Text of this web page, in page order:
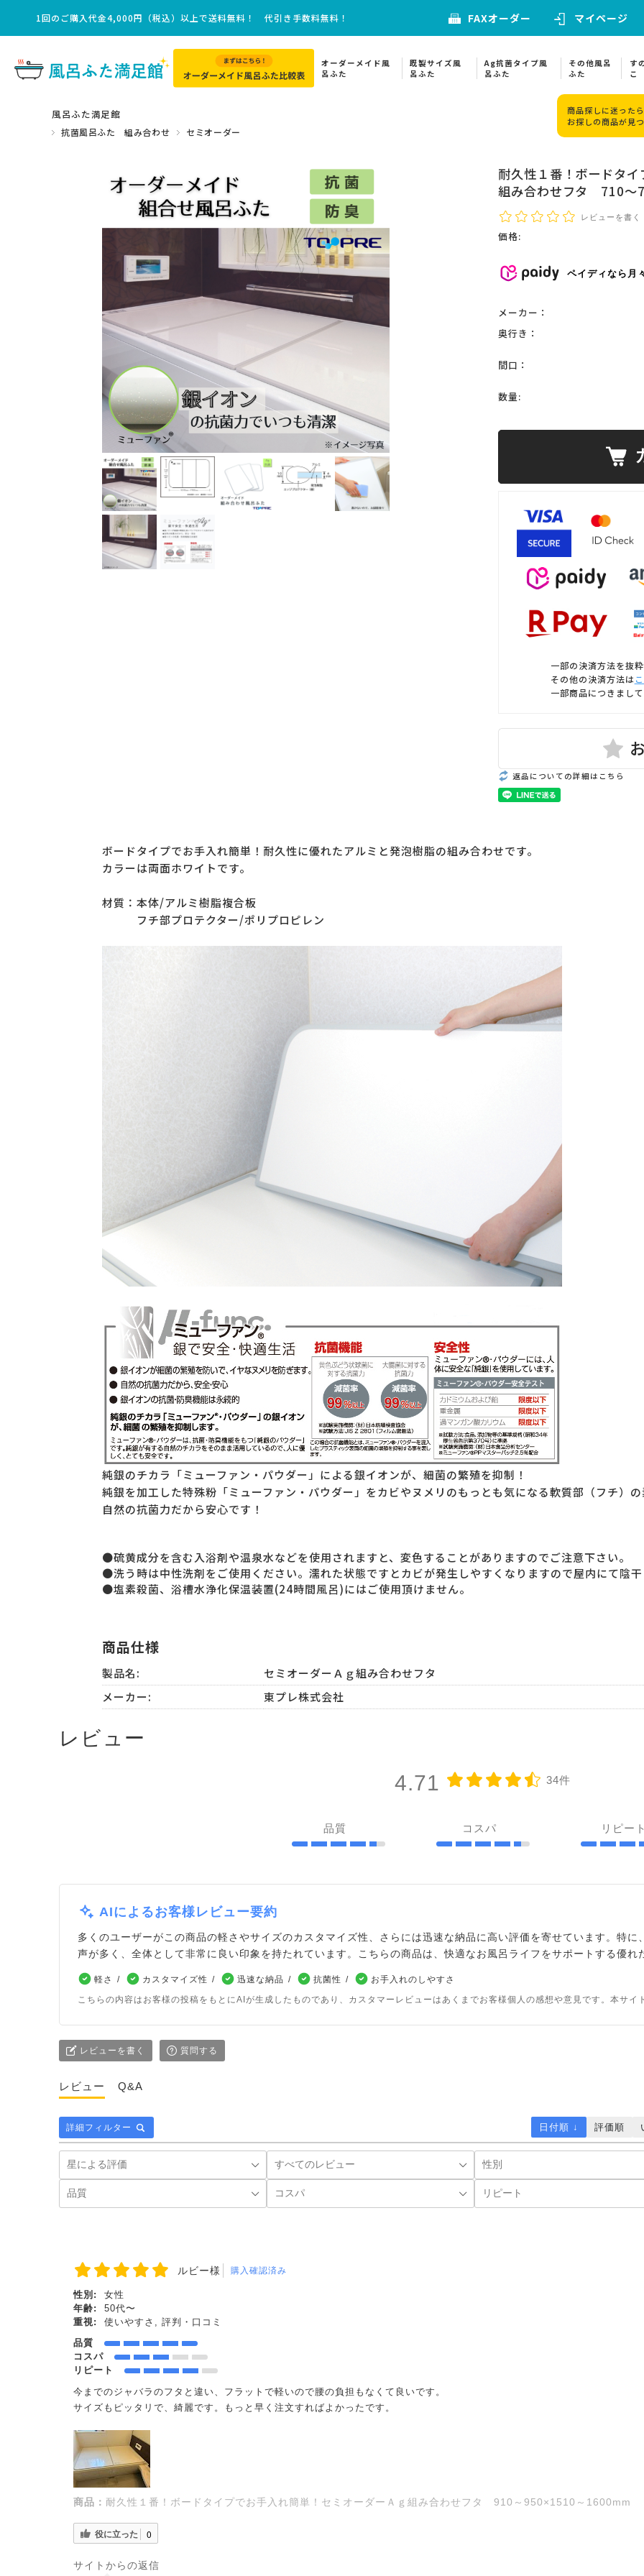
1回のご購入代金4,000円（税込）以上で送料無料！ 代引き手数料無料！ FAXオーダー マイページ
オーダーメイド風
呂ふた
既製サイズ風
呂ふた
Ag抗菌タイプ風
呂ふた
その他風呂
ふた
す
こ
商品探しに迷った
お探しの商品が見
風呂ふた満足館
抗菌風呂ふた 組み合わせ セミオーダー
耐久性１番！ボードタ
組み合わせフタ 710
レビューを書く
価格:
ペイディなら月
メーカー：
奥行き：
間口：
数量:
一部の決済方法を抜
その他の決済方法は
一部商品につきまし
返品についての詳細はこちら
ボードタイプでお手入れ簡単！耐久性に優れたアルミと発泡樹脂の組み合わせです。
カラーは両面ホワイトです。
材質：本体/アルミ樹脂複合板
フチ部プロテクター/ポリプロピレン
純銀のチカラ「ミューファン・パウダー」による銀イオンが、細菌の繁殖を抑制！
純銀を加工した特殊粉「ミューファン・パウダー」をカビやヌメリのもっとも気になる軟質部（フチ）
自然の抗菌力だから安心です！
●硫黄成分を含む入浴剤や温泉水などを使用されますと、変色することがありますのでご注意下さい。
●洗う時は中性洗剤をご使用ください。濡れた状態ですとカビが発生しやすくなりますので屋内にて陰
●塩素殺菌、浴槽水浄化保温装置(24時間風呂)にはご使用頂けません。
商品仕様
製品名:
セミオーダーＡｇ組み合わせフタ
メーカー:
東プレ株式会社
レビュー
4.71 34件
品質 コスパ リピー
AIによるお客様レビュー要約
多くのユーザーがこの商品の軽さやサイズのカスタマイズ性、さらには迅速な納品に高い評価を寄せています。特
声が多く、全体として非常に良い印象を持たれています。こちらの商品は、快適なお風呂ライフをサポートする優れ
軽さ カスタマイズ性 迅速な納品 抗菌性
お手入れのしやすさ
こちらの内容はお客様の投稿をもとにAIが生成したものであり、カスタマーレビューはあくまでお客様個人の感想や意見です。本サ
レビューを書く 質問する
レビュー Q&A
詳細フィルター 日付順 ↓ 評価順
ルビー様 購入確認済み
性別:
女性
年齢:
50代〜
重視:
使いやすさ, 評判・口コミ
品質
コスパ
リピート
今までのジャバラのフタと違い、フラットで軽いので腰の負担もなくて良いです。
サイズもピッタリで、綺麗です。もっと早く注文すればよかったです。
商品： 耐久性１番！ボードタイプでお手入れ簡単！セミオーダーＡｇ組み合わせフタ 910～950×1510～1600mm
役に立った 0
サイトからの返信